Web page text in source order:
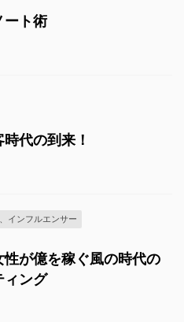
ート術
代の到来！
インフルエンサー
性が億を稼ぐ風の時代の
ィング